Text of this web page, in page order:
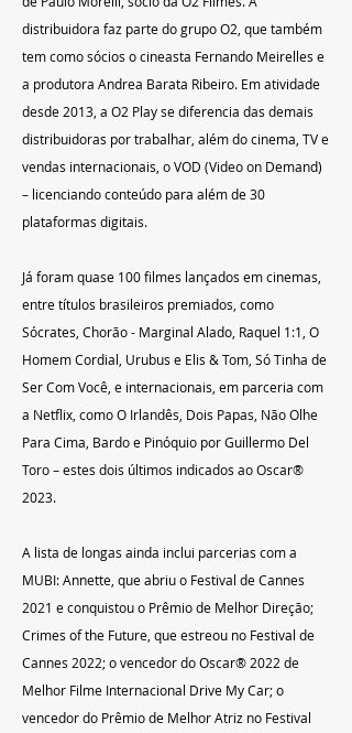
distribuidora faz parte do grupo O2, que também
tem como sócios o cineasta Fernando Meirelles e
a produtora Andrea Barata Ribeiro. Em atividade
desde 2013, a O2 Play se diferencia das demais
distribuidoras por trabalhar, além do cinema, TV e
vendas internacionais, o VOD (Video on Demand)
– licenciando conteúdo para além de 30
plataformas digitais.
Já foram quase 100 filmes lançados em cinemas,
entre títulos brasileiros premiados, como
Sócrates, Chorão - Marginal Alado, Raquel 1:1, O
Homem Cordial, Urubus e Elis & Tom, Só Tinha de
Ser Com Você, e internacionais, em parceria com
a Netflix, como O Irlandês, Dois Papas, Não Olhe
Para Cima, Bardo e Pinóquio por Guillermo Del
Toro – estes dois últimos indicados ao Oscar®
2023.
A lista de longas ainda inclui parcerias com a
MUBI: Annette, que abriu o Festival de Cannes
2021 e conquistou o Prêmio de Melhor Direção;
Crimes of the Future, que estreou no Festival de
Cannes 2022; o vencedor do Oscar® 2022 de
Melhor Filme Internacional Drive My Car; o
vencedor do Prêmio de Melhor Atriz no Festival